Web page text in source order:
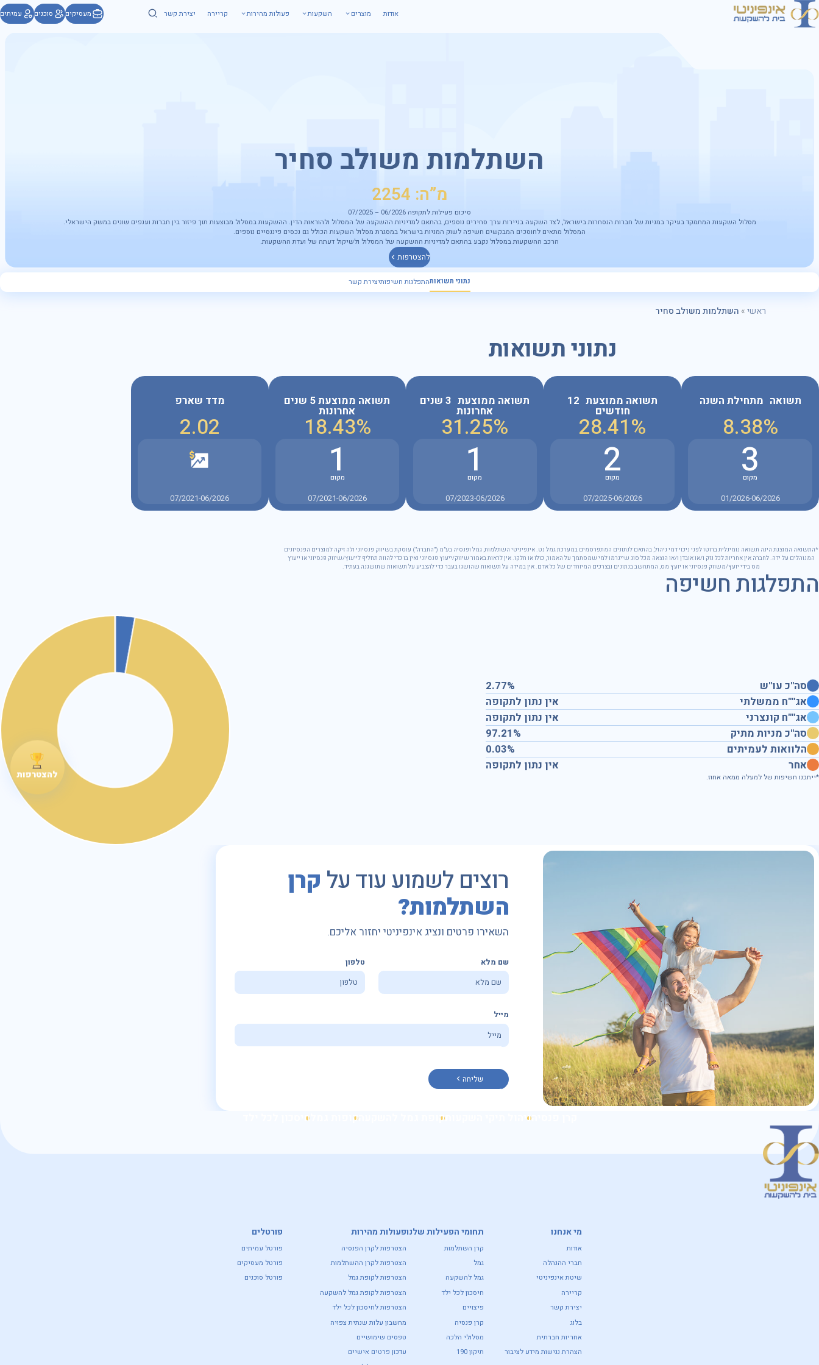
מעסיקים סוכנים עמיתים אודות מוצרים השקעות פעולות מהירות קריירה יצירת קשר
השתלמות משולב סחיר
מ”ה: 2254
סיכום פעילות לתקופה 06/2026 – 07/2025
מסלול השקעות המתמקד בעיקר במניות של חברות הנסחרות בישראל, לצד השקעה בניירות ערך סחירים נוספים, בהתאם למדיניות ההשקעה של המסלול ולהוראות הדין. ההשקעות במסלול מבוצעות תוך פיזור בין חברות וענפים שונים במשק הישראלי.
המסלול מתאים לחוסכים המבקשים חשיפה לשוק המניות בישראל במסגרת מסלול השקעות הכולל גם נכסים פיננסיים נוספים.
הרכב ההשקעות במסלול נקבע בהתאם למדיניות ההשקעה של המסלול ולשיקול דעתה של ועדת ההשקעות.
להצטרפות
נתוני תשואותהתפלגות חשיפותיצירת קשר
ראשי» השתלמות משולב סחיר
נתוני תשואות
תשואה מתחילת השנה
8.38%
3
מקום
01/2026-06/2026
תשואה ממוצעת 12
חודשים
28.41%
2
מקום
07/2025-06/2026
תשואה ממוצעת 3 שנים
אחרונות
31.25%
1
מקום
07/2023-06/2026
תשואה ממוצעת 5 שנים
אחרונות
18.43%
1
מקום
07/2021-06/2026
מדד שארפ
2.02
07/2021-06/2026
*התשואה המוצגת הינה תשואה נומינלית ברוטו לפני ניכוי דמי ניהול, בהתאם לנתונים המתפרסמים במערכת גמל נט. אינפיניטי השתלמות, גמל ופנסיה בע"מ ("החברה") עוסקת בשיווק פנסיוני ולה זיקה למוצרים הפנסיונים
המנוהלים על ידה. לחברה אין אחריות לכל נזק ו/או אובדן ו/או הוצאה מכל סוג שייגרמו למי שמסתמך על האמור, כולו או חלקו. אין לראות באמור שיווק/ייעוץ פנסיוני ואין בו כדי להוות תחליף לייעוץ/שיווק פנסיוני או ייעוץ
מס בידי יועץ/משווק פנסיוני או יועץ מס, המתחשב בנתונים ובצרכים המיוחדים של כל אדם. אין במידה על תשואות שהושגו בעבר כדי להצביע על תשואות שתושגנה בעתיד.
התפלגות חשיפה
סה"כ עו"ש
2.77%
אג""ח ממשלתי
אין נתון לתקופה
אג""ח קונצרני
אין נתון לתקופה
סה"כ מניות מתיק
97.21%
הלוואות לעמיתים
0.03%
אחר
אין נתון לתקופה
*ייתכנו חשיפות של למעלה ממאה אחוז.
רוצים לשמוע עוד על קרן
השתלמות?
השאירו פרטים ונציג אינפיניטי יחזור אליכם.
שם מלא טלפון
מייל
שליחה
להצטרפות
קרן פנסיהניהול תיקי השקעותקופת גמל להשקעהקופות גמלחיסכון לכל ילד
מי אנחנו
אודות
חברי ההנהלה
שיטת אינפיניטי
קריירה
יצירת קשר
בלוג
אחריות חברתית
הצהרת נגישות מידע לציבור
תחומי הפעילות שלנו
קרן השתלמות
גמל
גמל להשקעה
חיסכון לכל ילד
פיצויים
קרן פנסיה
מסלולי הלכה
תיקון 190
פעולות מהירות
הצטרפות לקרן הפנסיה
הצטרפות לקרן ההשתלמות
הצטרפות לקופת גמל
הצטרפות לקופת גמל להשקעה
הצטרפות לחיסכון לכל ילד
מחשבון עלות שנתית צפויה
טפסים שימושיים
עדכון פרטים אישיים
פורטלים
פורטל עמיתים
פורטל מעסיקים
פורטל סוכנים